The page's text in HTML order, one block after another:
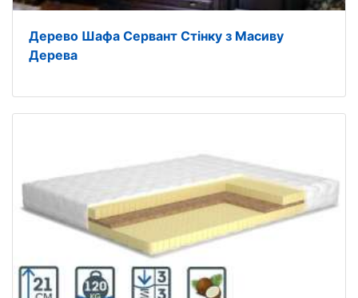
Дерево Шафа Сервант Стінку з Масиву
Дерева